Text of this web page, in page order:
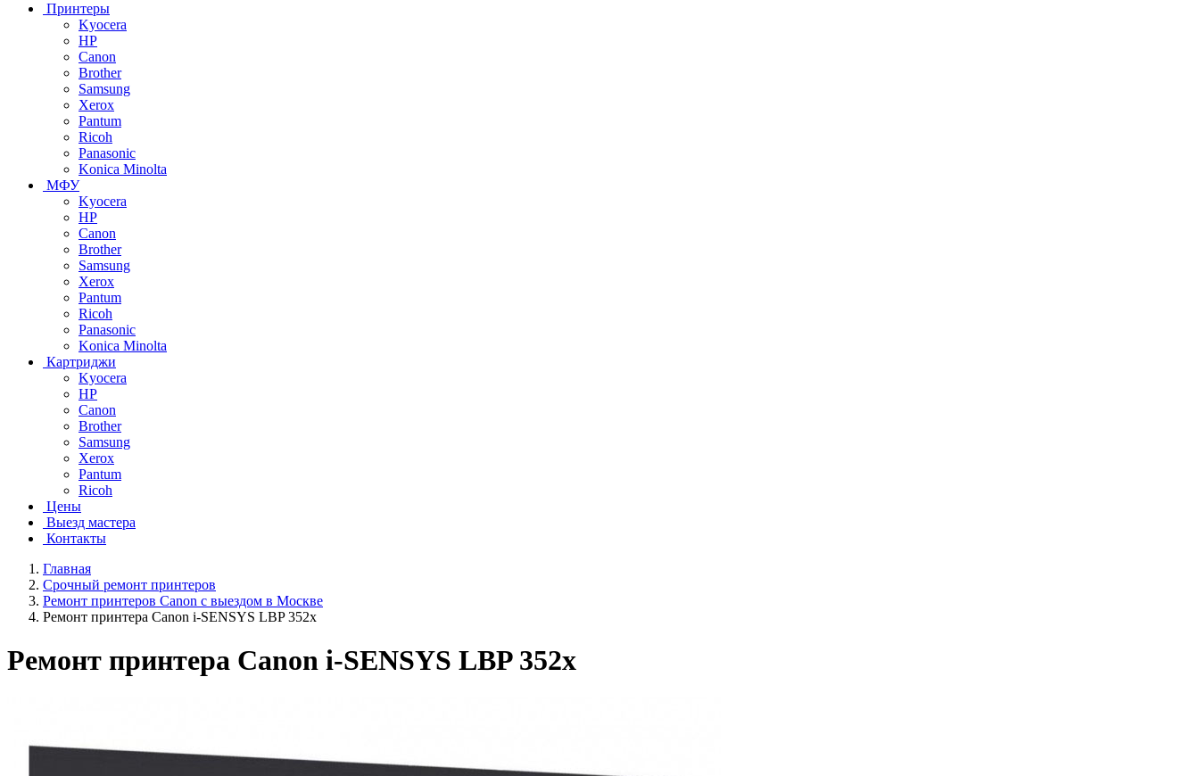
Принтеры
Kyocera
HP
Canon
Brother
Samsung
Xerox
Pantum
Ricoh
Panasonic
Konica Minolta
МФУ
Kyocera
HP
Canon
Brother
Samsung
Xerox
Pantum
Ricoh
Panasonic
Konica Minolta
Картриджи
Kyocera
HP
Canon
Brother
Samsung
Xerox
Pantum
Ricoh
Цены
Выезд мастера
Контакты
Главная
Срочный ремонт принтеров
Ремонт принтеров Canon с выездом в Москве
Ремонт принтера Canon i-SENSYS LBP 352x
Ремонт принтера Canon i-SENSYS LBP 352x